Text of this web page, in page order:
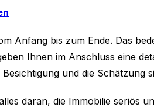
Anfang bis zum Ende. Das
Ihnen im Anschluss eine
und die Schätzung
daran, die Immobilie seriös